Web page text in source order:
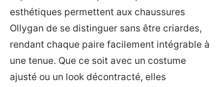
esthétiques permettent aux chaussures
Ollygan de se distinguer sans être criardes,
rendant chaque paire facilement intégrable à
une tenue. Que ce soit avec un costume
ajusté ou un look décontracté, elles